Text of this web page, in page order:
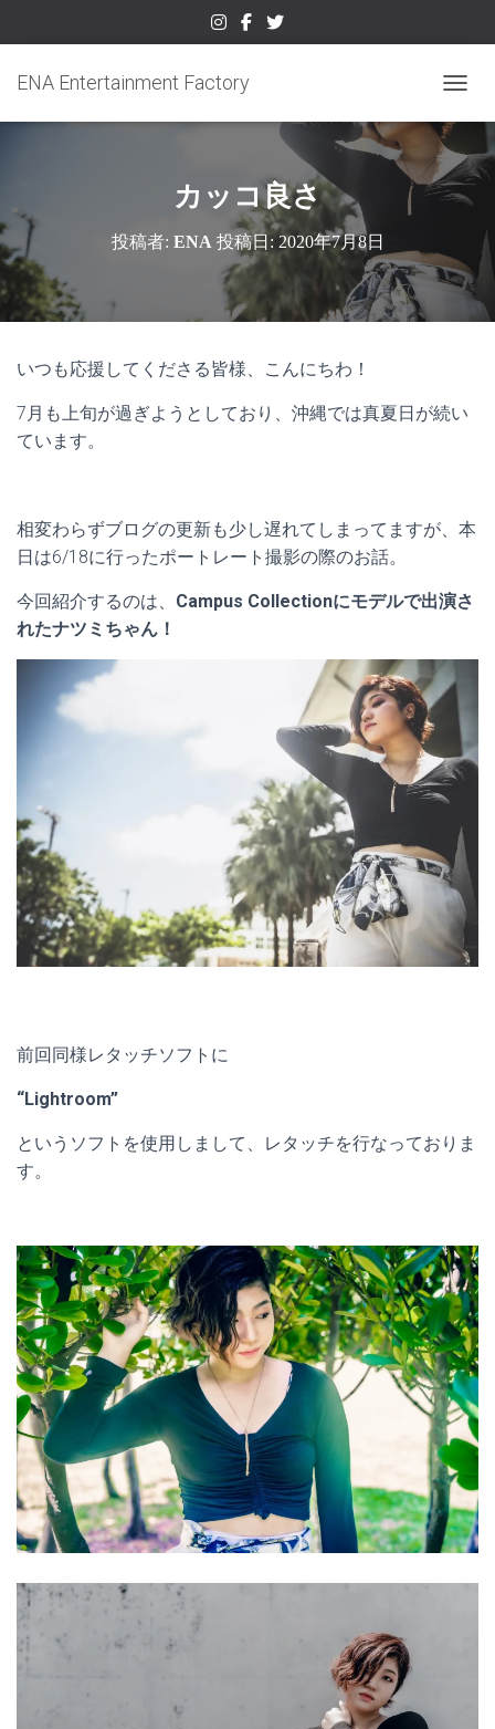
ENA Entertainment Factory
カッコ良さ
投稿者: ENA 投稿日: 2020年7月8日
いつも応援してくださる皆様、こんにちわ！
7月も上旬が過ぎようとしており、沖縄では真夏日が続い
ています。
相変わらずブログの更新も少し遅れてしまってますが、本
日は6/18に行ったポートレート撮影の際のお話。
今回紹介するのは、 Campus Collectionにモデルで出演さ
れたナツミちゃん！
前回同様レタッチソフトに
“Lightroom”
というソフトを使用しまして、レタッチを行なっておりま
す。